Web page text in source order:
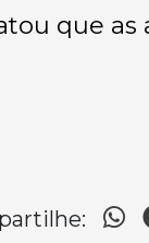
que as